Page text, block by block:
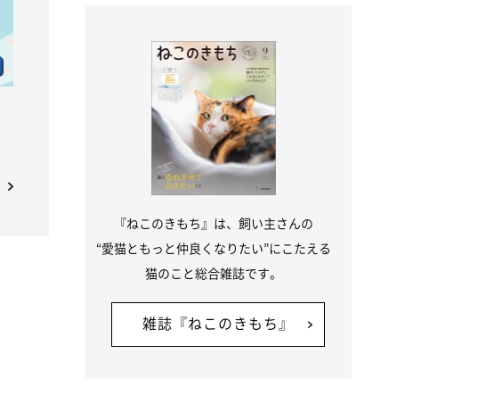
『ねこのきもち』は、飼い主さんの
“愛猫ともっと仲良くなりたい”にこたえる
猫のこと総合雑誌です。
雑誌『ねこのきもち』